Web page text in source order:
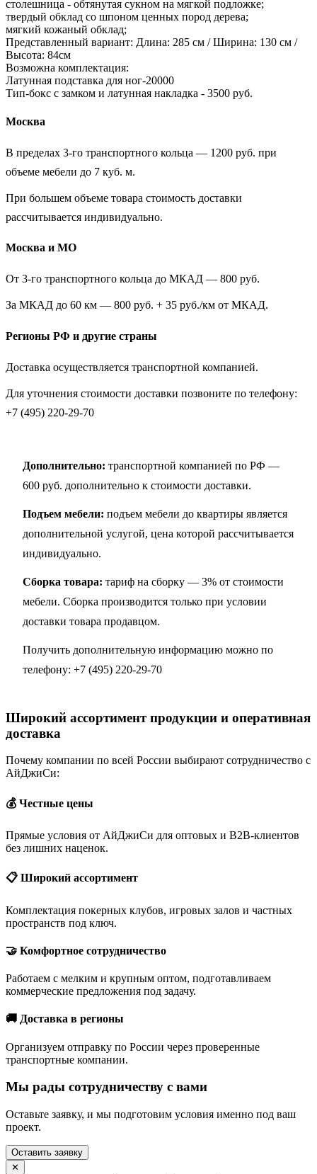
столешница - обтянутая сукном на мягкой подложке;
твердый обклад со шпоном ценных пород дерева;
мягкий кожаный обклад;
Представленный вариант: Длина: 285 см / Ширина: 130 см /
Высота: 84см
Возможна комплектация:
Латунная подставка для ног-20000
Тип-бокс с замком и латунная накладка - 3500 руб.
Москва
В пределах 3-го транспортного кольца — 1200 руб. при
объеме мебели до 7 куб. м.
При большем объеме товара стоимость доставки
рассчитывается индивидуально.
Москва и МО
От 3-го транспортного кольца до МКАД — 800 руб.
За МКАД до 60 км — 800 руб. + 35 руб./км от МКАД.
Регионы РФ и другие страны
Доставка осуществляется транспортной компанией.
Для уточнения стоимости доставки позвоните по телефону:
+7 (495) 220-29-70
Дополнительно: транспортной компанией по РФ —
600 руб. дополнительно к стоимости доставки.
Подъем мебели: подъем мебели до квартиры является
дополнительной услугой, цена которой рассчитывается
индивидуально.
Сборка товара: тариф на сборку — 3% от стоимости
мебели. Сборка производится только при условии
доставки товара продавцом.
Получить дополнительную информацию можно по
телефону: +7 (495) 220-29-70
Широкий ассортимент продукции и оперативная
доставка
Почему компании по всей России выбирают сотрудничество с
АйДжиСи:
💰 Честные цены
Прямые условия от АйДжиСи для оптовых и B2B-клиентов
без лишних наценок.
📋 Широкий ассортимент
Комплектация покерных клубов, игровых залов и частных
пространств под ключ.
🤝 Комфортное сотрудничество
Работаем с мелким и крупным оптом, подготавливаем
коммерческие предложения под задачу.
🚚 Доставка в регионы
Организуем отправку по России через проверенные
транспортные компании.
Мы рады сотрудничеству с вами
Оставьте заявку, и мы подготовим условия именно под ваш
проект.
Оставить заявку
✕